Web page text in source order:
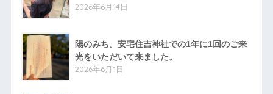
2026年6月14日
陽のみち。安宅住吉神社での1年に1回のご来
光をいただいて来ました。
2026年6月1日